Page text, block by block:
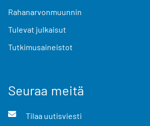
Rahanarvonmuunnin
Tulevat julkaisut
Tutkimusaineistot
Seuraa meitä
Tilaa uutisviesti